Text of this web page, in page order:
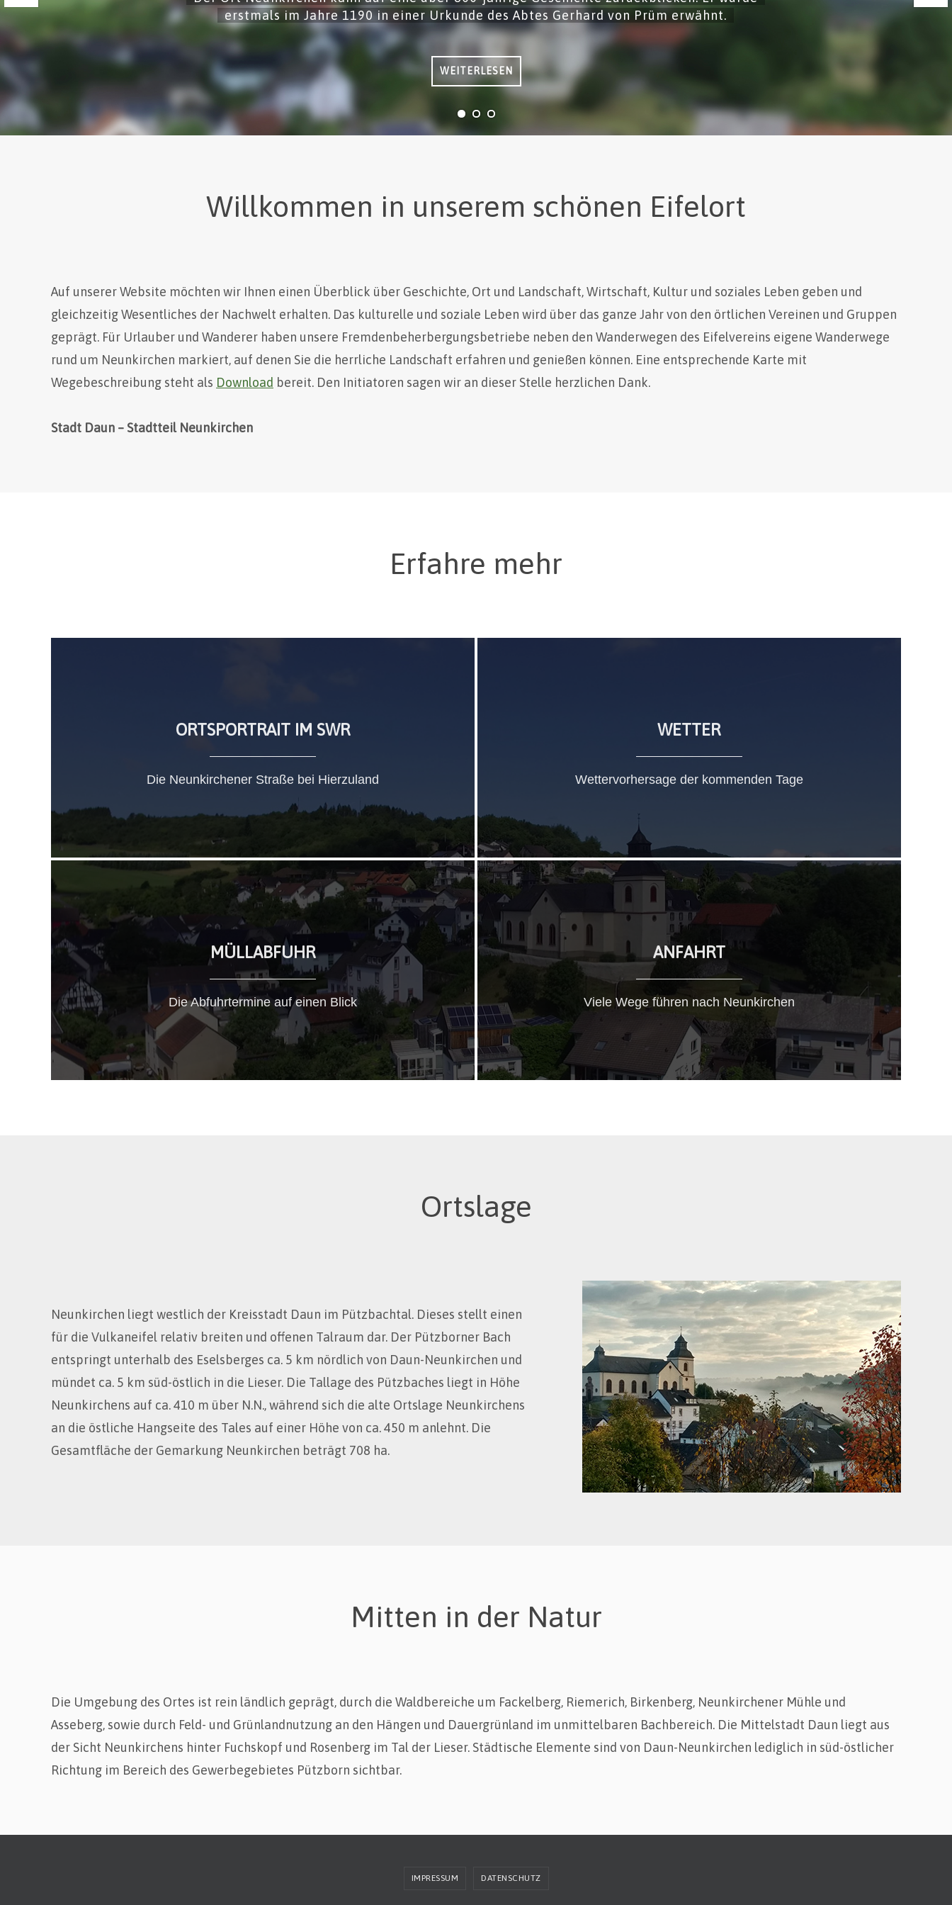
erstmals im Jahre 1190 in einer Urkunde des Abtes Gerhard von Prüm erwähnt.
WEITERLESEN
Willkommen in unserem schönen Eifelort
Auf unserer Website möchten wir Ihnen einen Überblick über Geschichte, Ort und Landschaft, Wirtschaft, Kultur und soziales Leben geben und
gleichzeitig Wesentliches der Nachwelt erhalten. Das kulturelle und soziale Leben wird über das ganze Jahr von den örtlichen Vereinen und Gruppen
geprägt. Für Urlauber und Wanderer haben unsere Fremdenbeherbergungsbetriebe neben den Wanderwegen des Eifelvereins eigene Wanderwege
rund um Neunkirchen markiert, auf denen Sie die herrliche Landschaft erfahren und genießen können. Eine entsprechende Karte mit
Wegebeschreibung steht als Download bereit. Den Initiatoren sagen wir an dieser Stelle herzlichen Dank.
Stadt Daun – Stadtteil Neunkirchen
Erfahre mehr
ORTSPORTRAIT IM SWR
Die Neunkirchener Straße bei Hierzuland
WETTER
Wettervorhersage der kommenden Tage
MÜLLABFUHR
Die Abfuhrtermine auf einen Blick
ANFAHRT
Viele Wege führen nach Neunkirchen
Ortslage
Neunkirchen liegt westlich der Kreisstadt Daun im Pützbachtal. Dieses stellt einen
für die Vulkaneifel relativ breiten und offenen Talraum dar. Der Pützborner Bach
entspringt unterhalb des Eselsberges ca. 5 km nördlich von Daun-Neunkirchen und
mündet ca. 5 km süd-östlich in die Lieser. Die Tallage des Pützbaches liegt in Höhe
Neunkirchens auf ca. 410 m über N.N., während sich die alte Ortslage Neunkirchens
an die östliche Hangseite des Tales auf einer Höhe von ca. 450 m anlehnt. Die
Gesamtfläche der Gemarkung Neunkirchen beträgt 708 ha.
Mitten in der Natur
Die Umgebung des Ortes ist rein ländlich geprägt, durch die Waldbereiche um Fackelberg, Riemerich, Birkenberg, Neunkirchener Mühle und
Asseberg, sowie durch Feld- und Grünlandnutzung an den Hängen und Dauergrünland im unmittelbaren Bachbereich. Die Mittelstadt Daun liegt aus
der Sicht Neunkirchens hinter Fuchskopf und Rosenberg im Tal der Lieser. Städtische Elemente sind von Daun-Neunkirchen lediglich in süd-östlicher
Richtung im Bereich des Gewerbegebietes Pützborn sichtbar.
IMPRESSUM DATENSCHUTZ